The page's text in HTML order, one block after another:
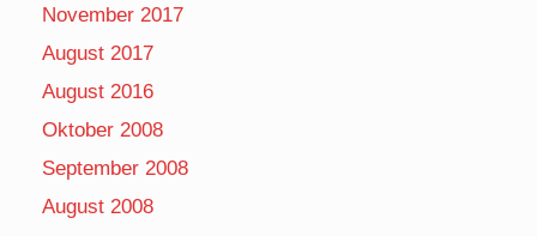
November 2017
August 2017
August 2016
Oktober 2008
September 2008
August 2008